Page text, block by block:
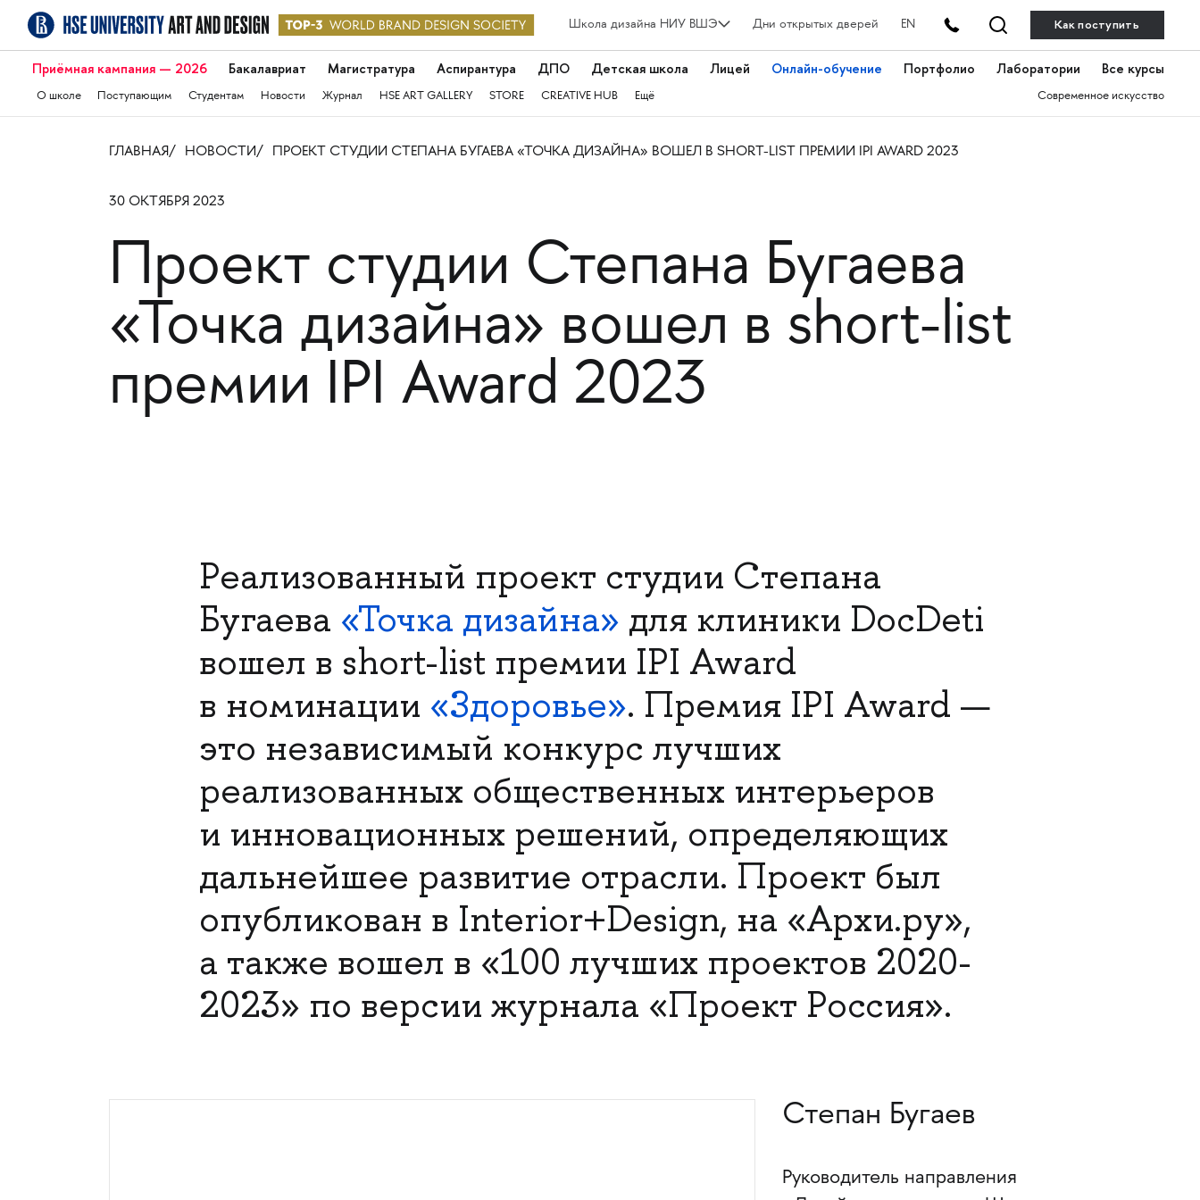
Школа дизайна НИУ ВШЭ Дни открытых дверей EN Как поступить
Приёмная кампания — 2026 Бакалавриат Магистратура Аспирантура ДПО Детская школа Лицей Онлайн-обучение Портфолио Лаборатории Все курсы
О школе Поступающим Студентам Новости Журнал HSE ART GALLERY STORE CREATIVE HUB Ещё Современное искусство
ГЛАВНАЯ НОВОСТИ ПРОЕКТ СТУДИИ СТЕПАНА БУГАЕВА «ТОЧКА ДИЗАЙНА» ВОШЕЛ В SHORT-LIST ПРЕМИИ IPI AWARD 2023
30 ОКТЯБРЯ 2023
Проект студии Степана Бугаева
«Точка дизайна» вошел в short-list
премии IPI Award 2023
Реализованный проект студии Степана
Бугаева «Точка дизайна» для клиники DocDeti
вошел в short-list премии IPI Award
в номинации «Здоровье». Премия IPI Award —
это независимый конкурс лучших
реализованных общественных интерьеров
и инновационных решений, определяющих
дальнейшее развитие отрасли. Проект был
опубликован в Interior+Design, на «Архи.ру»,
а также вошел в «100 лучших проектов 2020-
2023» по версии журнала «Проект Россия».
Степан Бугаев
Руководитель направления